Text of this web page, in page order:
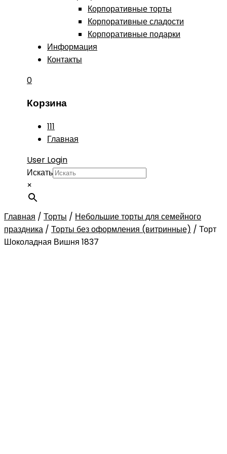
Корпоративные торты
Корпоративные сладости
Корпоративные подарки
Информация
Контакты
0
Корзина
111
Главная
User Login
Искать
×
Главная / Торты / Небольшие торты для семейного
праздника / Торты без оформления (витринные) / Торт
Шоколадная Вишня 1837